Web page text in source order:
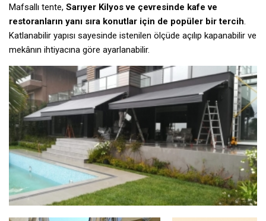
Mafsallı tente, Sarıyer Kilyos ve çevresinde kafe ve
restoranların yanı sıra konutlar için de popüler bir tercih.
Katlanabilir yapısı sayesinde istenilen ölçüde açılıp kapanabilir ve
mekânın ihtiyacına göre ayarlanabilir.